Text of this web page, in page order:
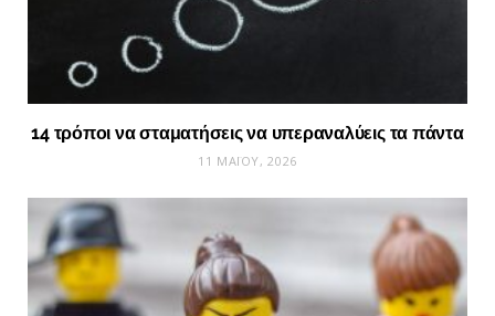
14 τρόποι να σταματήσεις να υπεραναλύεις τα πάντα
11 ΜΑΪ́ΟΥ, 2026